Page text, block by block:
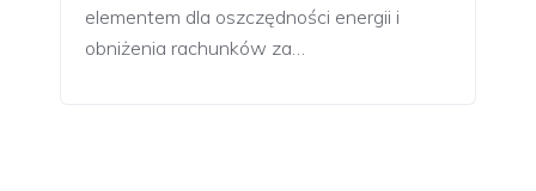
elementem dla oszczędności energii i
obniżenia rachunków za…